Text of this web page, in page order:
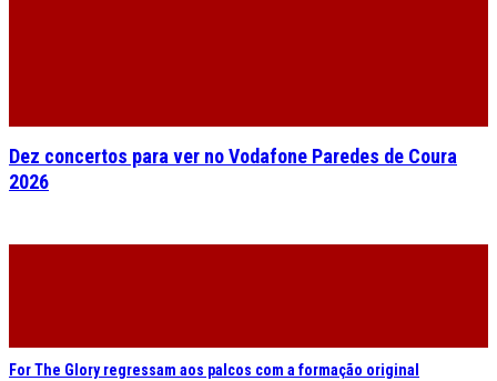
Dez concertos para ver no Vodafone Paredes de Coura
2026
For The Glory regressam aos palcos com a formação original